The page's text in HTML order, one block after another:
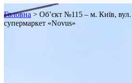
Головна > Об’єкт №115 – м. Київ,
супермаркет «Novus»